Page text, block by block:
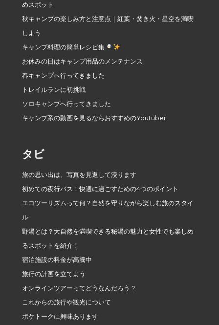
めスポット
秋キャンプの楽しみ方と注意点｜紅葉・焚き火・星空を満喫
しよう
キャンプ料理の簡単レシピ集
お休みの日はキャンプ用品のメンテナンス
春キャンプへ行ってきました
トレイルランに初挑戦
ソロキャンプへ行ってきました
キャンプ系の動画を見るならおすすめのYoutuber
タビ
旅の思い出は、写真を見返して浸ります
初めての夜行バス！快適に過ごすための4つのポイント
エコツーリズムって何？自然を守りながら楽しむ旅のスタイ
ル
野湯とは？大自然を満喫できる秘湯の魅力と女性でも楽しめ
るスポットを紹介！
宿泊施設の料金が高騰中
旅行の計画を立てよう
オンラインツアーってどうなんだろう？
これからの旅行や観光について
ポケトークに興味あります